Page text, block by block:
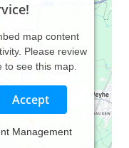
map content
Please review
to see this map.
Accept
Management